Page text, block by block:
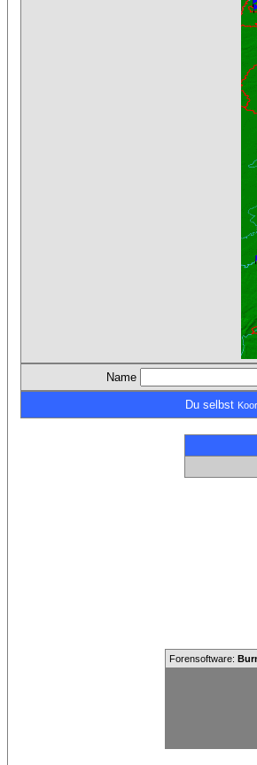
Name
Du selbst
Forensoftware: